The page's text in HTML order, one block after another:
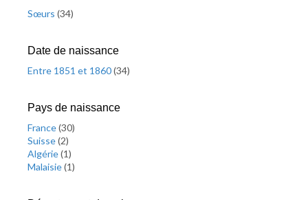
Sœurs (34)
Date de naissance
Entre 1851 et 1860(34)
Pays de naissance
France(30)
Suisse(2)
Algérie(1)
Malaisie(1)